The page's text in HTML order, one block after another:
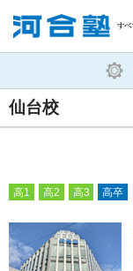
塾生の方
仙台校
高1 高2 高3 高卒